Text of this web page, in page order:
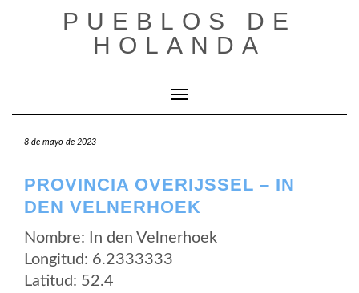
PUEBLOS DE
HOLANDA
Cambiar modo de navegación
8 de mayo de 2023
PROVINCIA OVERIJSSEL – IN
DEN VELNERHOEK
Nombre: In den Velnerhoek
Longitud: 6.2333333
Latitud: 52.4